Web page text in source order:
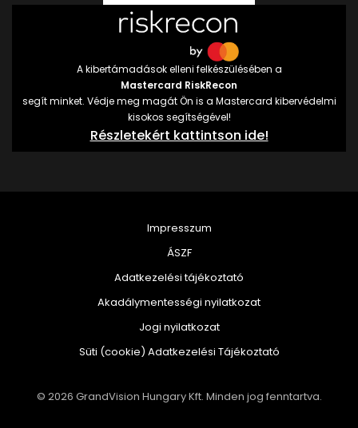
A kibertámadások elleni felkészülésében a
Mastercard RiskRecon
segít minket. Védje meg magát Ön is a Mastercard kibervédelmi
kisokos segítségével!
Részletekért kattintson ide!
© 2026 GrandVision Hungary Kft. Minden jog fenntartva.
Impresszum
ÁSZF
Adatkezelési tájékoztató
Akadálymentességi nyilatkozat
Jogi nyilatkozat
Süti (cookie) Adatkezelési Tájékoztató